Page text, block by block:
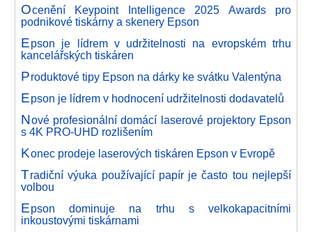
Ocenění Keypoint Intelligence 2025 Awards pro
podnikové tiskárny a skenery Epson
Epson je lídrem v udržitelnosti na evropském trhu
kancelářských tiskáren
Produktové tipy Epson na dárky ke svátku Valentýna
Epson je lídrem v hodnocení udržitelnosti dodavatelů
Nové profesionální domácí laserové projektory Epson
s 4K PRO-UHD rozlišením
Konec prodeje laserových tiskáren Epson v Evropě
Tradiční výuka používající papír je často tou nejlepší
volbou
Epson dominuje na trhu s velkokapacitními
inkoustovými tiskárnami